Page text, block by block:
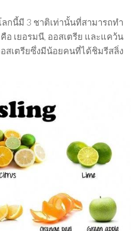
กนี้มี 3 ชาติเท่านั้นที่สามารถทำ
อ เยอรมนี, ออสเตรีย และแคว้น
สเตรียซึ่งมีน้อยคนที่ได้ชิมรีสลิ่ง